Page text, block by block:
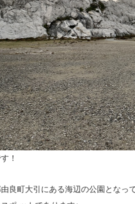
！
良町大引にある海辺の公園とな